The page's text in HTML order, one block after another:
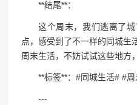
**结尾**：
这个周末，我们逃离了
点，感受到了不一样的同城生
周末生活，不妨试试这些地方
**标签**：#同城生活# #
---